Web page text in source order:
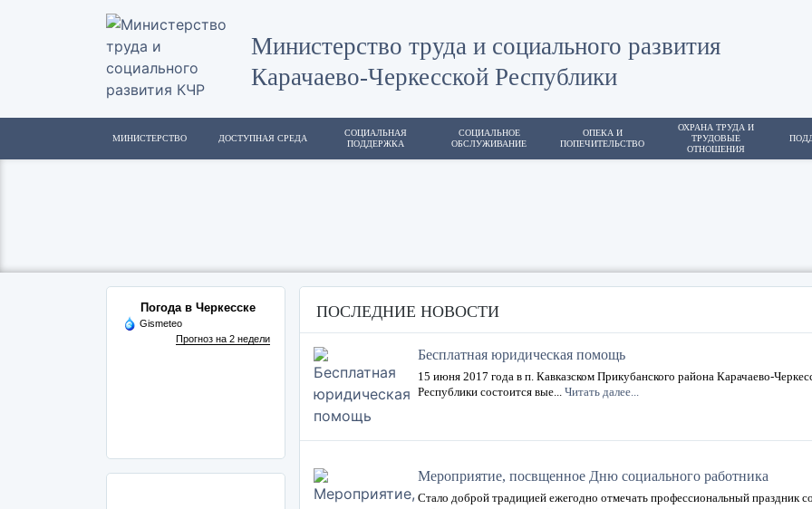
Министерство труда и социального развития
Карачаево-Черкесской Республики
МИНИСТЕРСТВО ДОСТУПНАЯ СРЕДА
СОЦИАЛЬНАЯ
ПОДДЕРЖКА
СОЦИАЛЬНОЕ
ОБСЛУЖИВАНИЕ
ОПЕКА И
ПОПЕЧИТЕЛЬСТВО
ОХРАНА ТРУДА И
ТРУДОВЫЕ
ОТНОШЕНИЯ
Погода в Черкесске
Gismeteo
Прогноз на 2 недели
ПОСЛЕДНИЕ НОВОСТИ
Бесплатная юридическая помощь
15 июня 2017 года в п. Кавказском Прикубанского района Карачаево-
Республики состоится вые... Читать далее...
Мероприятие, посвщенное Дню социального работника
Стало доброй традицией ежегодно отмечать профессиональный праздник